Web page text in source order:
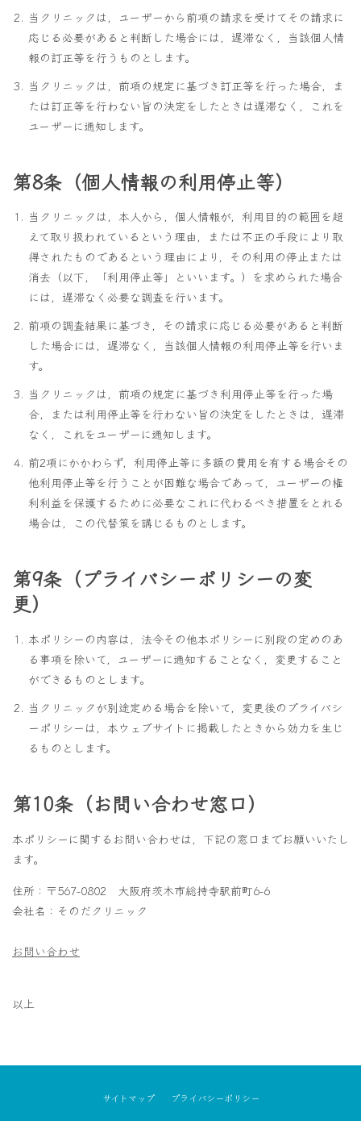
当クリニックは，ユーザーから前項の請求を受けてその請求に
応じる必要があると判断した場合には，遅滞なく，当該個人情
報の訂正等を行うものとします。
当クリニックは，前項の規定に基づき訂正等を行った場合，ま
たは訂正等を行わない旨の決定をしたときは遅滞なく，これを
ユーザーに通知します。
第8条（個人情報の利用停止等）
当クリニックは，本人から，個人情報が，利用目的の範囲を超
えて取り扱われているという理由，または不正の手段により取
得されたものであるという理由により，その利用の停止または
消去（以下，「利用停止等」といいます。）を求められた場合
には，遅滞なく必要な調査を行います。
前項の調査結果に基づき，その請求に応じる必要があると判断
した場合には，遅滞なく，当該個人情報の利用停止等を行いま
す。
当クリニックは，前項の規定に基づき利用停止等を行った場
合，または利用停止等を行わない旨の決定をしたときは，遅滞
なく，これをユーザーに通知します。
前2項にかかわらず，利用停止等に多額の費用を有する場合その
他利用停止等を行うことが困難な場合であって，ユーザーの権
利利益を保護するために必要なこれに代わるべき措置をとれる
場合は，この代替策を講じるものとします。
第9条（プライバシーポリシーの変
更）
本ポリシーの内容は，法令その他本ポリシーに別段の定めのあ
る事項を除いて，ユーザーに通知することなく，変更すること
ができるものとします。
当クリニックが別途定める場合を除いて，変更後のプライバシ
ーポリシーは，本ウェブサイトに掲載したときから効力を生じ
るものとします。
第10条（お問い合わせ窓口）
本ポリシーに関するお問い合わせは，下記の窓口までお願いいたし
ます。
住所：〒567-0802 大阪府茨木市総持寺駅前町6-6
会社名：そのだクリニック
お問い合わせ
以上
サイトマップ プライバシーポリシー